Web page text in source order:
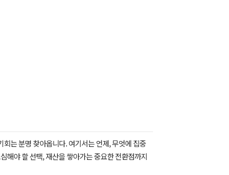
는 분명 찾아옵니다. 여기서는 언제, 무엇에 집중
해야 할 선택, 재산을 쌓아가는 중요한 전환점까지